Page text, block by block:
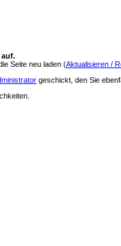
auf.
Seite neu laden (Aktualisieren /
geschickt, den Sie